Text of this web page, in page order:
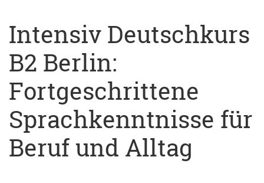
Intensiv Deutschkurs
B2 Berlin:
Fortgeschrittene
Sprachkenntnisse für
Beruf und Alltag